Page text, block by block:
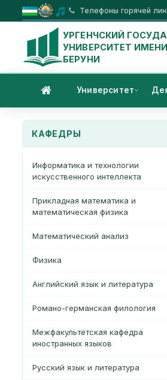
Телефоны горячей
УРГЕНЧСКИЙ
УНИВЕРСИТЕТ
БЕРУНИ
Университет
КАФЕДРЫ
Информатика и технологии
искусственного интеллекта
Прикладная математика и
математическая физика
Математический анализ
Физика
Английский язык и литература
Романо-германская филология
Межфакультетская кафедра
иностранных языков
Русский язык и литература